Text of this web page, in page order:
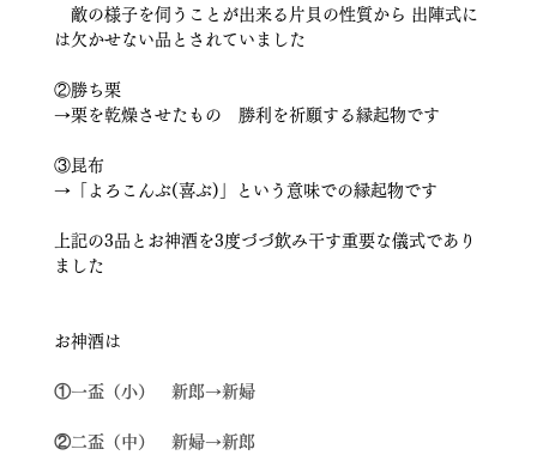
敵の様子を伺うことが出来る片貝の性質から 出陣式に
は欠かせない品とされていました
②勝ち栗
→栗を乾燥させたもの　勝利を祈願する縁起物です
③昆布
→「よろこんぶ(喜ぶ)」という意味での縁起物です
上記の3品とお神酒を3度づづ飲み干す重要な儀式であり
ました
お神酒は
①一盃（小）　新郎→新婦
②二盃（中）　新婦→新郎